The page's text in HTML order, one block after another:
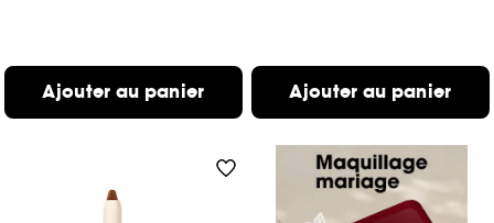
Ajouter au panier Ajouter au panier